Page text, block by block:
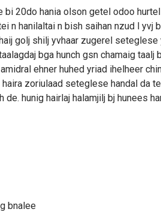
20do hania olson getel odoo
n hanilaltai n bish saihan nzud l yvj
golj shilj yvhaar zugerel seteglese
bga hunch gsn chamaig taalj
ehner huhed yriad ihelheer
zoriulaad seteglese handal da
hunig hairlaj halamjilj bj hunees
bnalee